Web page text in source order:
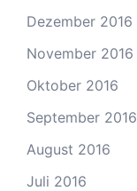
Dezember 2016
November 2016
Oktober 2016
September 2016
August 2016
Juli 2016